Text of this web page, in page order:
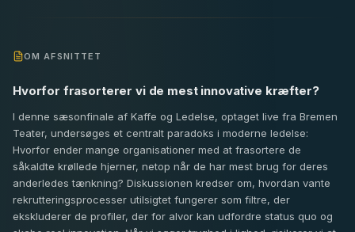
OM AFSNITTET
Hvorfor frasorterer vi de mest innovative kræfter?
I denne sæsonfinale af Kaffe og Ledelse, optaget live fra Bremen
Teater, undersøges et centralt paradoks i moderne ledelse:
Hvorfor ender mange organisationer med at frasortere de
såkaldte krøllede hjerner, netop når de har mest brug for deres
anderledes tænkning? Diskussionen kredser om, hvordan vante
rekrutteringsprocesser utilsigtet fungerer som filtre, der
ekskluderer de profiler, der for alvor kan udfordre status quo og